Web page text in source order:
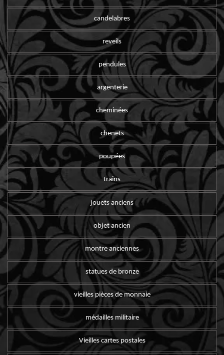
candelabres
reveils
pendules
argenterie
cheminées
chenets
poupées
trains
jouets anciens
objet ancien
montre anciennes
statues de bronze
vieilles pièces de monnaie
médailles militaire
Vieilles cartes postales